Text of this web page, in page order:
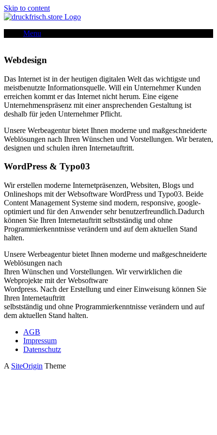
Skip to content
Menu
Webdesign
Das Internet ist in der heutigen digitalen Welt das wichtigste und
meistbenutzte Informationsquelle. Will ein Unternehmer Kunden
erreichen kommt er das Internet nicht herum. Eine eigene
Unternehmenspräsenz mit einer ansprechenden Gestaltung ist
deshalb für jeden Unternehmer Pflicht.
Unsere Werbeagentur bietet Ihnen moderne und maßgeschneiderte
Weblösungen nach Ihren Wünschen und Vorstellungen. Wir beraten,
designen und schulen ihren Internetauftritt.
WordPress & Typo03
Wir erstellen moderne Internetpräsenzen, Websiten, Blogs und
Onlineshops mit der Websoftware WordPress und Typo03. Beide
Content Management Systeme sind modern, responsive, google-
optimiert und für den Anwender sehr benutzerfreundlich.Dadurch
können Sie Ihren Internetauftritt selbstständig und ohne
Programmierkenntnisse verändern und auf dem aktuellen Stand
halten.
Unsere Werbeagentur bietet Ihnen moderne und maßgeschneiderte
Weblösungen nach
Ihren Wünschen und Vorstellungen. Wir verwirklichen die
Webprojekte mit der Websoftware
Wordpress. Nach der Erstellung und einer Einweisung können Sie
Ihren Internetauftritt
selbstständig und ohne Programmierkenntnisse verändern und auf
dem aktuellen Stand halten.
AGB
Impressum
Datenschutz
A SiteOrigin Theme